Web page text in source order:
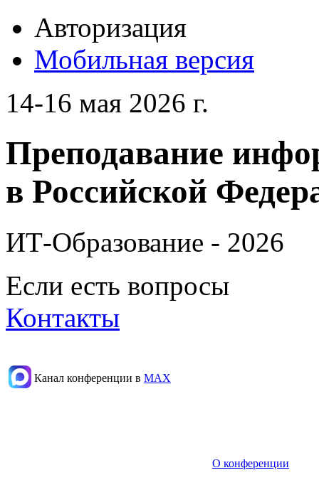
Авторизация
Мобильная версия
14-16 мая 2026 г.
Преподавание
в Российской
ИТ-Образование - 2026
Если есть вопросы
Контакты
Канал конференции в МАХ
О конференции